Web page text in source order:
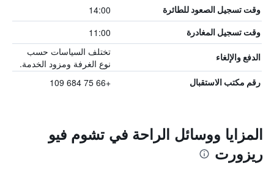
وقت تسجيل الصعود للطائرة 14:00
وقت تسجيل المغادرة 11:00
الدفع والإلغاء
تختلف السياسات حسب
نوع الغرفة ومزود الخدمة.
رقم مكتب الاستقبال +66 75 684 109
المزايا ووسائل الراحة في تشوم فيو
ريزورت